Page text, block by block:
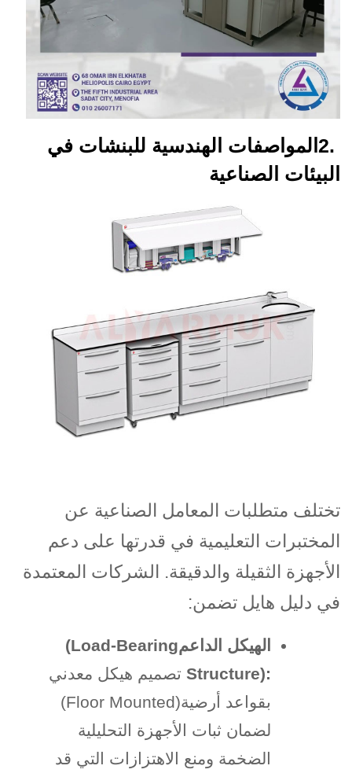
2. المواصفات الهندسية للبنشات في
البيئات الصناعية
تختلف متطلبات المعامل الصناعية عن
المختبرات التعليمية في قدرتها على دعم
الأجهزة الثقيلة والدقيقة. الشركات المعتمدة
في دليل هايل تضمن:
الهيكل الداعم(Load-Bearing
Structure): تصميم هيكل معدني
بقواعد أرضية(Floor Mounted)
لضمان ثبات الأجهزة التحليلية
الضخمة ومنع الاهتزازات التي قد